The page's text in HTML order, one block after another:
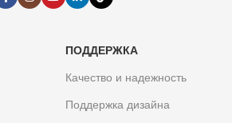
ПОДДЕРЖКА
Качество и надежность
Поддержка дизайна